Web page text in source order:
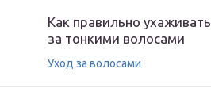
Как правильно ухаживать
за тонкими волосами
Уход за волосами